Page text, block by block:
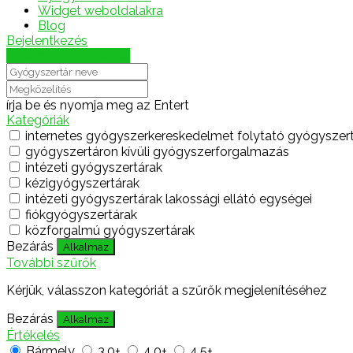
Widget weboldalakra
Blog
Bejelentkezés
írja be és nyomja meg az Entert
Kategóriák
internetes gyógyszerkereskedelmet folytató
gyógyszertáron kívüli gyógyszerforgalmazás
intézeti gyógyszertárak
kézigyógyszertárak
intézeti gyógyszertárak lakossági ellátó egységei
fiókgyógyszertárak
közforgalmú gyógyszertárak
Bezárás
Alkalmaz
További szűrők
Kérjük, válasszon kategóriát a szűrők megjelenítéséhez
Bezárás
Alkalmaz
Értékelés